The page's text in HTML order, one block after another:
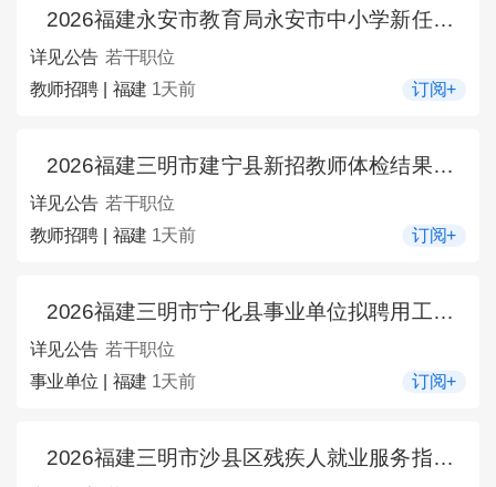
2026福建永安市教育局永安市中小学新任教师招聘拟聘用人员的公示（一）
详见公告 若干职位
教师招聘 | 福建 1天前 订阅+
2026福建三明市建宁县新招教师体检结果的通告（三）
详见公告 若干职位
教师招聘 | 福建 1天前 订阅+
2026福建三明市宁化县事业单位拟聘用工作人员的公示（三）
详见公告 若干职位
事业单位 | 福建 1天前 订阅+
2026福建三明市沙县区残疾人就业服务指导中心关于招聘公益性岗位1人公告